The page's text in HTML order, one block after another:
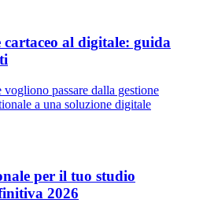
al digitale: guida
passare dalla gestione
a una soluzione digitale
per il tuo studio
2026